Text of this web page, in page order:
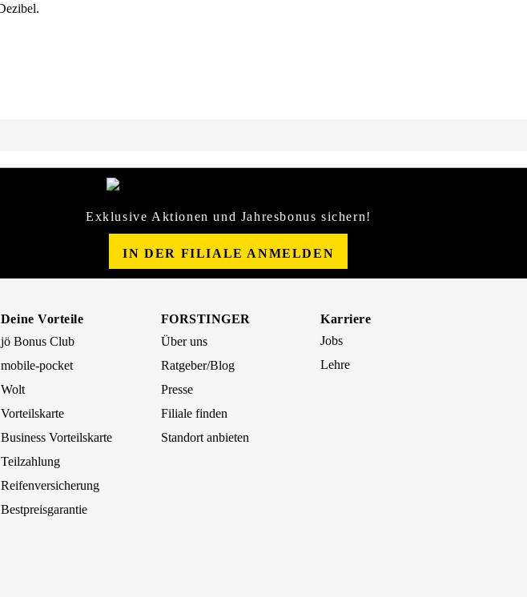
Exklusive Aktionen und Jahresbonus sichern!
IN DER FILIALE ANMELDEN
Deine Vorteile
jö Bonus Club
mobile-pocket
Wolt
Vorteilskarte
Business Vorteilskarte
Teilzahlung
Reifenversicherung
Bestpreisgarantie
FORSTINGER
Über uns
Ratgeber/Blog
Presse
Filiale finden
Standort anbieten
Karriere
Jobs
Lehre